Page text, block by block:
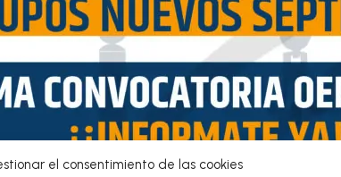
el consentimiento de las cookies
PROCESAL (Acceso